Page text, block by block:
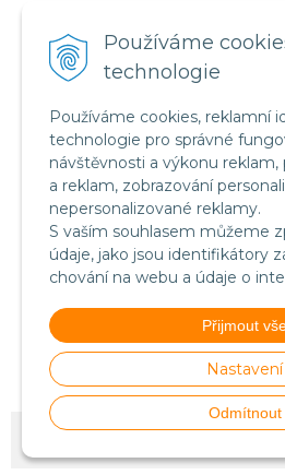
Používáme
technologie
Používáme cookies, reklamní
technologie pro správné
návštěvnosti a výkonu reklam,
a reklam, zobrazování
nepersonalizované reklamy.
S vaším souhlasem můžeme
údaje, jako jsou identifikátory
chování na webu a údaje o
Přijmout
Nastavení
Odmítnout
Certifikát systému
potravin FSSC
Food Safety System
(English
© 2026 Stillmass-Nutrition.CZ •NextShop&